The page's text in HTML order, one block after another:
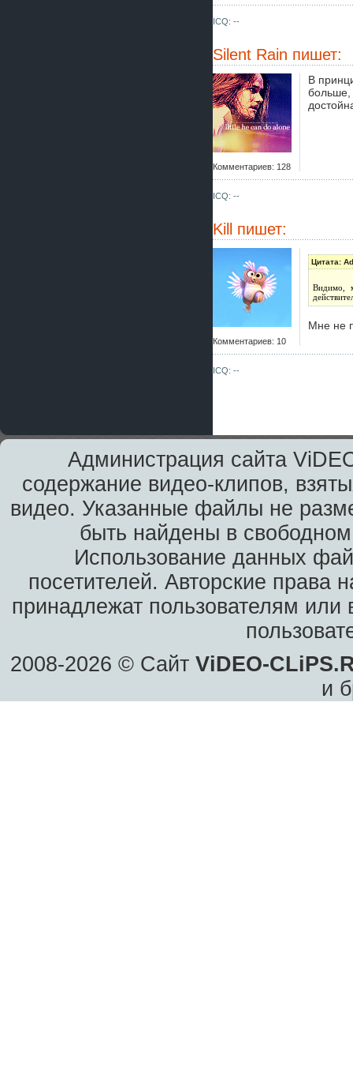
ICQ: --
Silent Rain пишет:
Комментариев: 128
В
больше,
ICQ: --
Kill пишет:
Комментариев: 10
Цитата:
Видимо,
Мне не
ICQ: --
Администрация сайта
содержание видео-клипов,
видео. Указанные файлы не
быть найдены в
Использование данных
посетителей. Авторские права
принадлежат пользователям или
2008-2026 © Сайт ViDEO-
и